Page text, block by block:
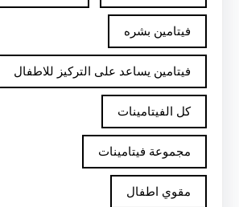
فيتامين بشره
فيتامين يساعد على التركيز للاطفال
كل الفيتامينات
مجموعة فيتامينات
مقوي اطفال